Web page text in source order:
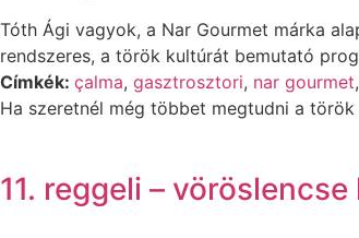
Tóth Ági vagyok, a Nar Gourmet márka
rendszeres, a török kultúrát bemutató
Címkék: çalma, gasztrosztori, nar gourmet,
Ha szeretnél még többet megtudni a
11. reggeli –